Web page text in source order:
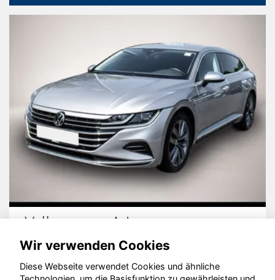
Volkswagen Arteon
Wir verwenden Cookies
Diese Webseite verwendet Cookies und ähnliche